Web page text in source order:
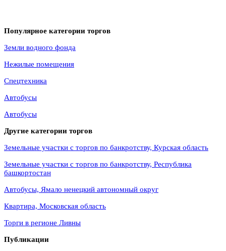
Популярное категории торгов
Земли водного фонда
Нежилые помещения
Спецтехника
Автобусы
Автобусы
Другие категории торгов
Земельные участки с торгов по банкротству, Курская область
Земельные участки с торгов по банкротству, Республика
башкортостан
Автобусы, Ямало ненецкий автономный округ
Квартира, Московская область
Торги в регионе Ливны
Публикации